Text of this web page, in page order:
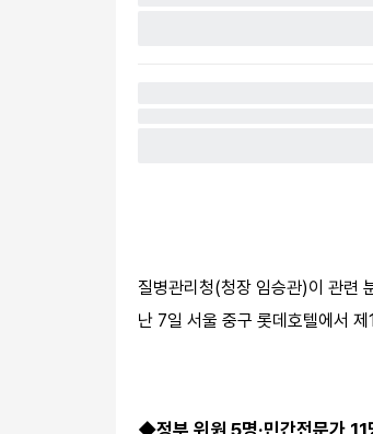
질병관리청(청장 임승관)이 관련
난 7일 서울 중구 롯데호텔에서
◆정부 위원 5명·민간전문가 11